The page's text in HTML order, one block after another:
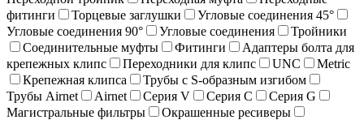
фитинги
Торцевые заглушки
Угловые соединения 45°
Угловые соединения 90°
Угловые соединения
Тройники
Соединительные муфты
Фитинги
Адаптеры болта для
крепежных клипс
Переходники для клипс UNC
Metric
Крепежная клипса
Трубы с S-образным изгибом
Трубы Airnet
Airnet Серия V Серия C
Серия G
Магистральные фильтры
Окрашенные ресиверы